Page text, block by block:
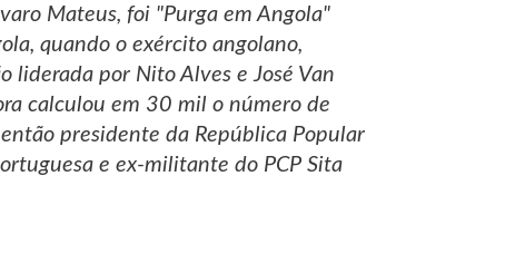
Mateus, foi "Purga em Angola"
quando o exército angolano,
liderada por Nito Alves e José Van
calculou em 30 mil o número de
presidente da República Popular
e ex-militante do PCP Sita